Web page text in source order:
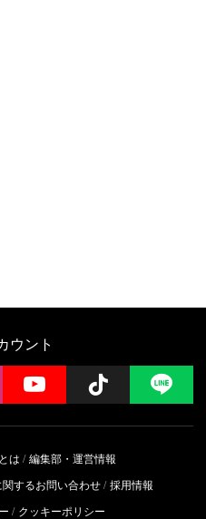
ウント
YouTube Follow
は
編集部・運営情報
関するお問い合わせ 採用情報
クッキーポリシー